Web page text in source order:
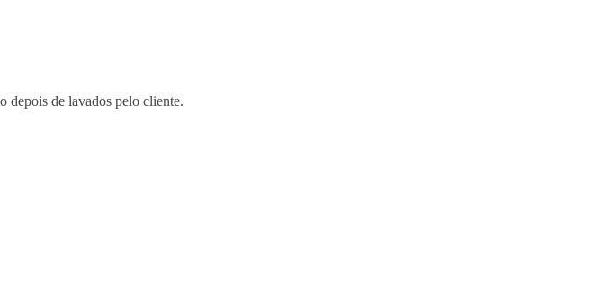
depois de lavados pelo cliente.